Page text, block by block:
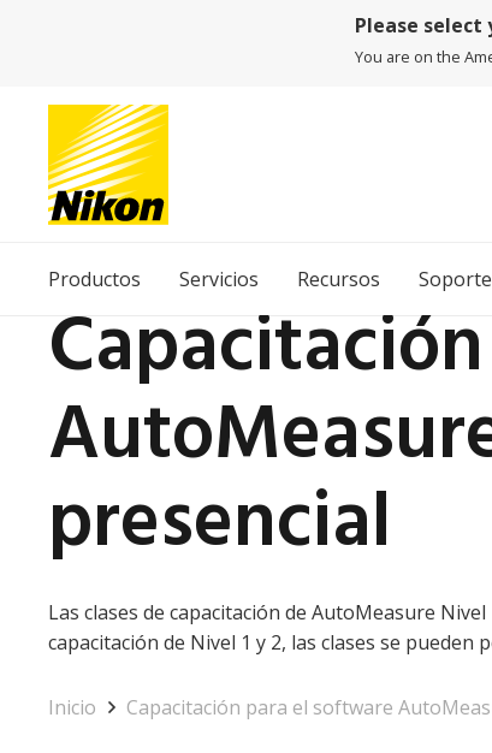
Please
You are on the
Productos Servicios Recursos Soporte
presencial
Las clases de capacitación de AutoMeasure
capacitación de Nivel 1 y 2, las clases se
Inicio Capacitación para el software